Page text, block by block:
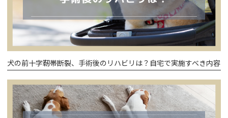
犬の前十字靭帯断裂、手術後のリハビリは？自宅で実施すべき内容